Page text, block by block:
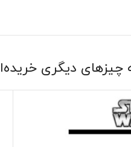
چیزهای دیگری